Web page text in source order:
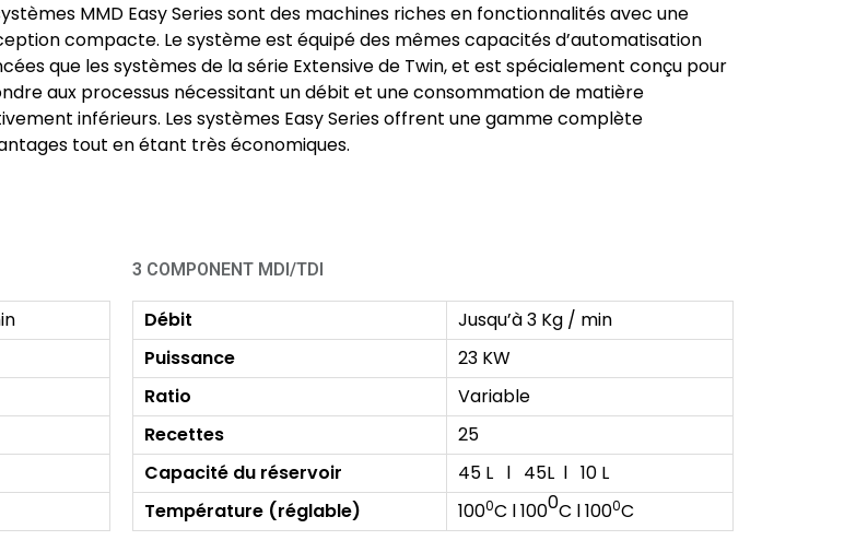
MMD Easy Series sont des machines riches en fonctionnalités avec une
compacte. Le système est équipé des mêmes capacités d’automatisation
que les systèmes de la série Extensive de Twin, et est spécialement conçu pour
aux processus nécessitant un débit et une consommation de matière
inférieurs. Les systèmes Easy Series offrent une gamme complète
tout en étant très économiques.
3 COMPONENT MDI/TDI
Débit
Jusqu’à 3 Kg / min
Puissance
23 KW
Ratio
Variable
Recettes
25
Capacité du réservoir
45 L l 45L l 10 L
Température (réglable)
1000C l 1000C l 1000C